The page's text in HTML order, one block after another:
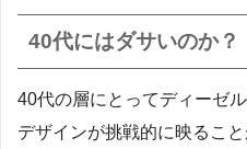
40代にはダサいのか？
40代の層にとってディーゼ
デザインが挑戦的に映るこ